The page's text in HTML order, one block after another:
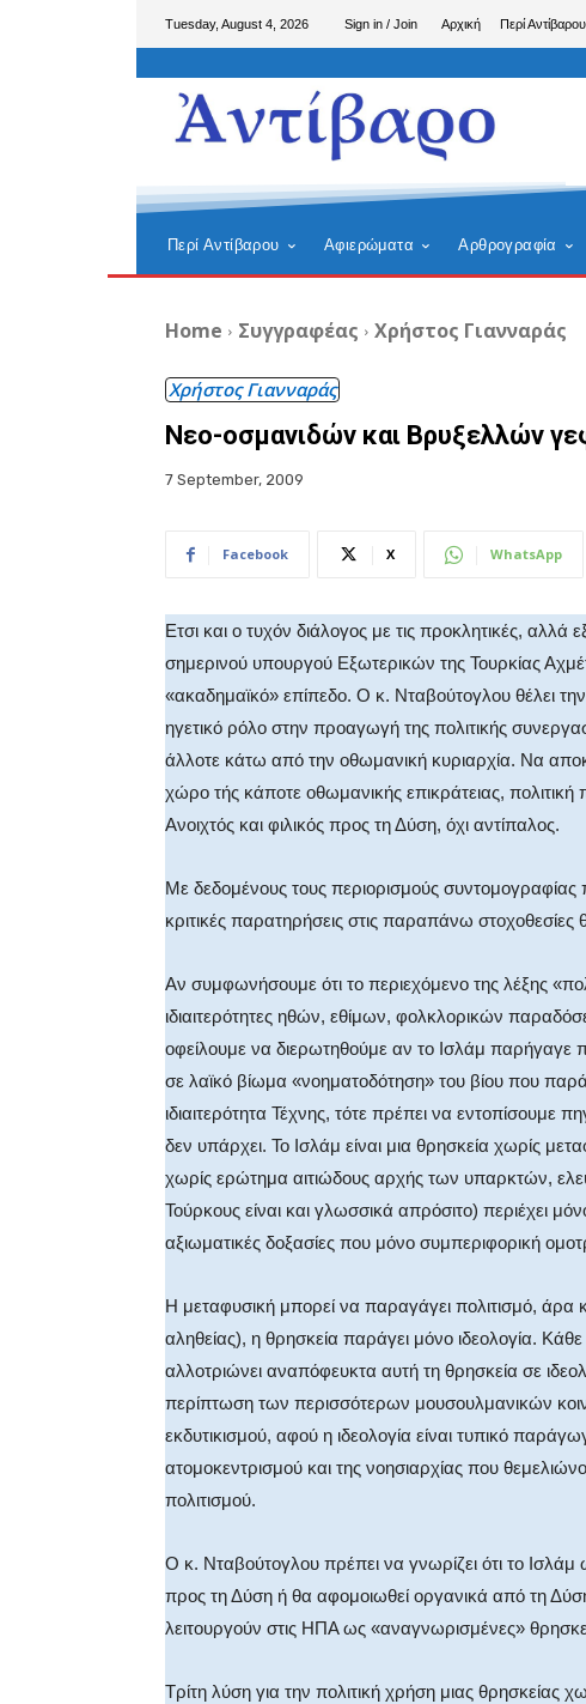
Tuesday, August 4, 2026 Sign in / Join Αρχική Περί Αντίβαρου
Περί Αντίβαρου Αφιερώματα Αρθρογραφία
Home Συγγραφέας Χρήστος Γιανναράς
Χρήστος Γιανναράς
Νεο-οσμανιδών και Βρυξελλών
7 September, 2009
Facebook X WhatsApp
Ετσι και ο τυχόν διάλογος με τις προκλητικές, αλλά
σημερινού υπουργού Εξωτερικών της Τουρκίας
«ακαδημαϊκό» επίπεδο. Ο κ. Νταβούτογλου θέλει
ηγετικό ρόλο στην προαγωγή της πολιτικής
άλλοτε κάτω από την οθωμανική κυριαρχία. Να
χώρο τής κάποτε οθωμανικής επικράτειας, πολιτική
Ανοιχτός και φιλικός προς τη Δύση, όχι αντίπαλος.
Με δεδομένους τους περιορισμούς συντομογραφίας
κριτικές παρατηρήσεις στις παραπάνω
Αν συμφωνήσουμε ότι το περιεχόμενο της λέξης
ιδιαιτερότητες ηθών, εθίμων, φολκλορικών
οφείλουμε να διερωτηθούμε αν το Ισλάμ παρήγαγε
σε λαϊκό βίωμα «νοηματοδότηση» του βίου που
ιδιαιτερότητα Τέχνης, τότε πρέπει να εντοπίσουμε
δεν υπάρχει. Το Ισλάμ είναι μια θρησκεία χωρίς
χωρίς ερώτημα αιτιώδους αρχής των υπαρκτών,
Τούρκους είναι και γλωσσικά απρόσιτο) περιέχει
αξιωματικές δοξασίες που μόνο συμπεριφορική
Η μεταφυσική μπορεί να παραγάγει πολιτισμό, άρα
αληθείας), η θρησκεία παράγει μόνο ιδεολογία.
αλλοτριώνει αναπόφευκτα αυτή τη θρησκεία σε
περίπτωση των περισσότερων μουσουλμανικών
εκδυτικισμού, αφού η ιδεολογία είναι τυπικό
ατομοκεντρισμού και της νοησιαρχίας που
πολιτισμού.
Ο κ. Νταβούτογλου πρέπει να γνωρίζει ότι το Ισλάμ
προς τη Δύση ή θα αφομοιωθεί οργανικά από τη
λειτουργούν στις ΗΠΑ ως «αναγνωρισμένες»
Τρίτη λύση για την πολιτική χρήση μιας θρησκείας